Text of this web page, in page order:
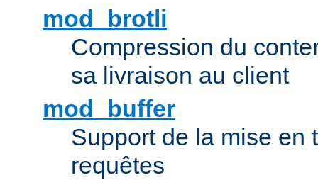
mod_brotli
Compression du
sa livraison au client
mod_buffer
Support de la mise en
requêtes